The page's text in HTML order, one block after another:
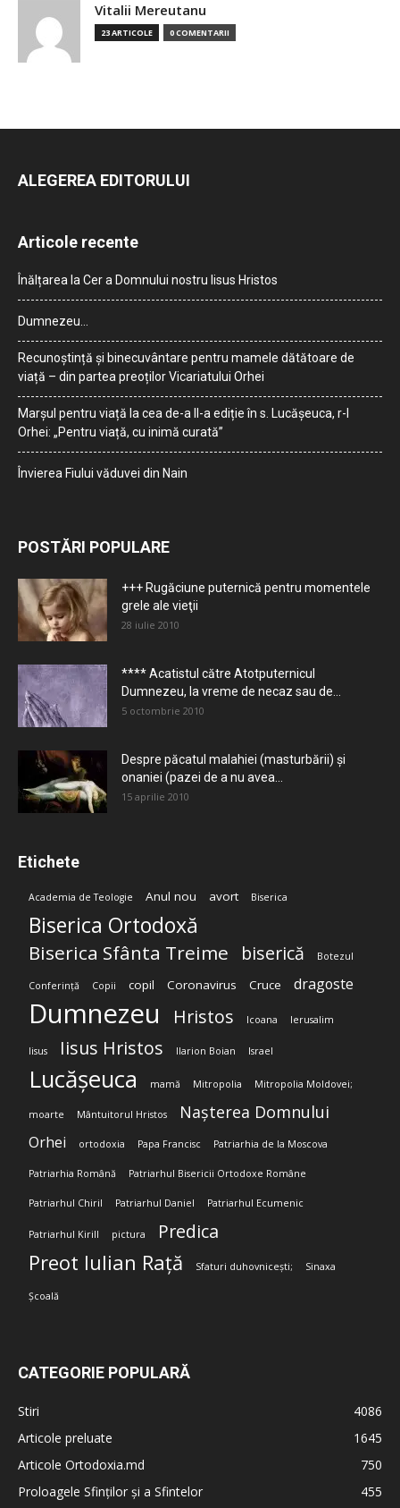
Vitalii Mereutanu
23 ARTICOLE 0 COMENTARII
ALEGEREA EDITORULUI
Articole recente
Înălțarea la Cer a Domnului nostru Iisus Hristos
Dumnezeu…
Recunoștință și binecuvântare pentru mamele dătătoare de
viață – din partea preoților Vicariatului Orhei
Marșul pentru viață la cea de-a II-a ediție în s. Lucășeuca, r-l
Orhei: „Pentru viață, cu inimă curată”
Învierea Fiului văduvei din Nain
POSTĂRI POPULARE
+++ Rugăciune puternică pentru momentele
grele ale vieţii
28 iulie 2010
**** Acatistul către Atotputernicul
Dumnezeu, la vreme de necaz sau de...
5 octombrie 2010
Despre păcatul malahiei (masturbării) şi
onaniei (pazei de a nu avea...
15 aprilie 2010
Etichete
Academia de Teologie Anul nou avort Biserica
Biserica Ortodoxă
Biserica Sfânta Treime biserică Botezul
Conferință Copii copil Coronavirus Cruce dragoste
Dumnezeu Hristos Icoana Ierusalim
Iisus Iisus Hristos Ilarion Boian Israel
Lucășeuca mamă Mitropolia Mitropolia Moldovei;
moarte Mântuitorul Hristos Nașterea Domnului
Orhei ortodoxia Papa Francisc Patriarhia de la Moscova
Patriarhia Română Patriarhul Bisericii Ortodoxe Române
Patriarhul Chiril Patriarhul Daniel Patriarhul Ecumenic
Patriarhul Kirill pictura Predica
Preot Iulian Rață Sfaturi duhovnicești; Sinaxa
Școală
CATEGORIE POPULARĂ
Stiri
4086
Articole preluate
1645
Articole Ortodoxia.md
750
Proloagele Sfinților și a Sfintelor
455